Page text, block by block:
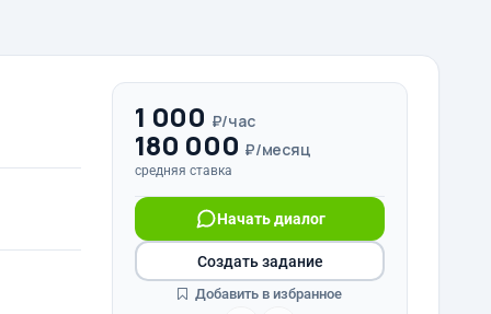
1 000 ₽/час
180 000 ₽/месяц
средняя ставка
Начать диалог
Создать задание
Добавить в избранное